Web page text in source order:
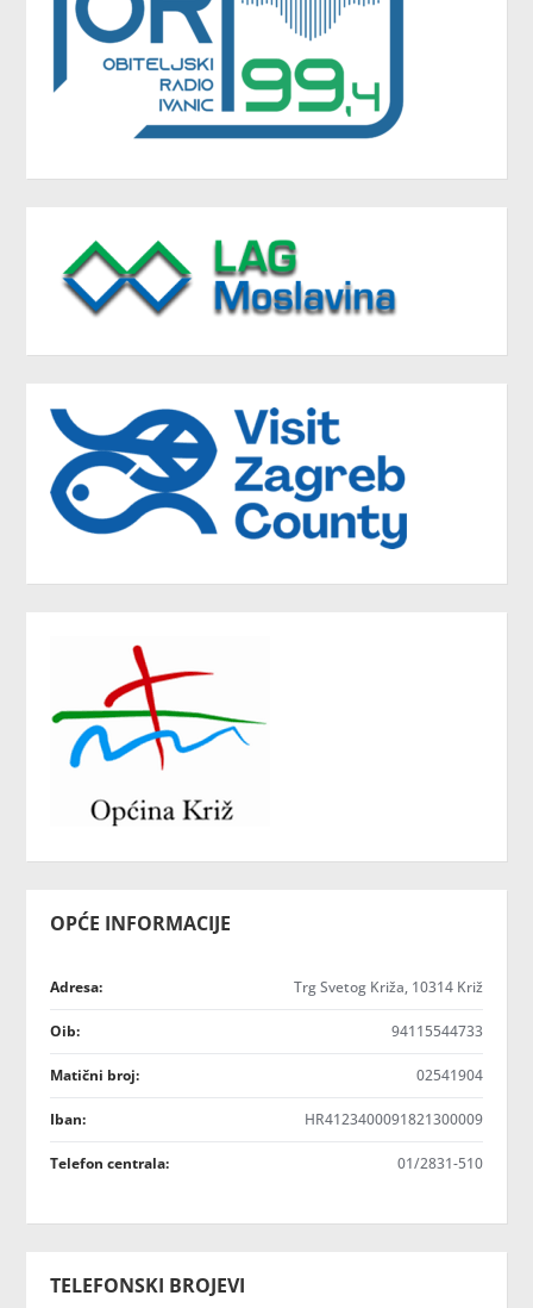
OPĆE INFORMACIJE
Adresa: Trg Svetog Križa, 10314 Križ
Oib: 94115544733
Matični broj: 02541904
Iban: HR4123400091821300009
Telefon centrala: 01/2831-510
TELEFONSKI BROJEVI